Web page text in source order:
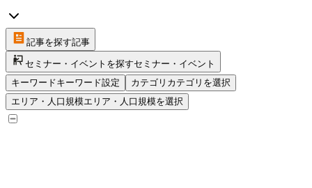
記事を探す記事
セミナー・イベントを探すセミナー・イベント
キーワードキーワード設定 カテゴリ カテゴリを選択
エリア・人口規模エリア・人口規模を選択